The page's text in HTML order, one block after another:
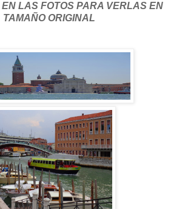
LAS FOTOS PARA VERLAS EN
TAMAÑO ORIGINAL